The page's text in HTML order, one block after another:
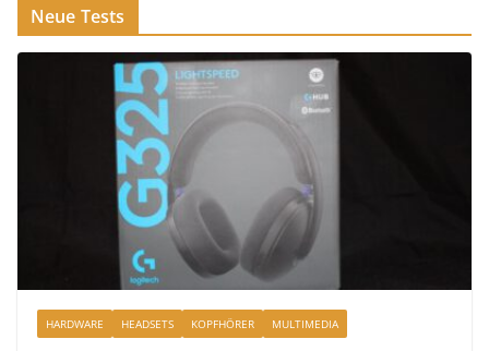
Neue Tests
HARDWARE HEADSETS KOPFHÖRER MULTIMEDIA